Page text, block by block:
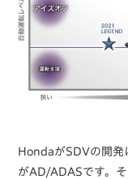
HondaがSDVの開発
がAD/ADASです。